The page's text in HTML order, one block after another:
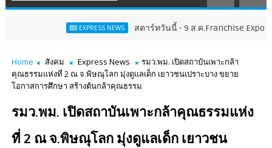
สตาร์ทวันนี้ - 9 ส.ค.Franchise Expo Thailand &
Home สังคม Express News
รมว.พม. เปิดสถาบันเพาะกล้า
คุณธรรมแห่งที่ 2 ณ จ.พิษณุโลก มุ่งดูแลเด็ก เยาวชนเปราะบาง ขยาย
โอกาสการศึกษา สร้างต้นกล้าคุณธรรม
รมว.พม. เปิดสถาบันเพาะกล้าคุณธรรมแห่ง
ที่ 2 ณ จ.พิษณุโลก มุ่งดูแลเด็ก เยาวชน